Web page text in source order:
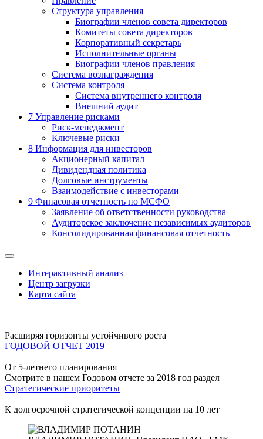
Структура управления
Биографии членов совета директоров
Комитеты совета директоров
Корпоративный секретарь
Исполнительные органы
Биографии членов правления
Система вознаграждения
Система контроля
Система внутреннего контроля
Внешний аудит
7 Управление рисками
Риск-менеджмент
Ключевые риски
8 Информация для инвесторов
Акционерный капитал
Дивидендная политика
Долговые инструменты
Взаимодействие с инвеcторами
9 Финасовая отчетность по МСФО
Заявление об ответственности руководства
Аудиторское заключение независимых аудиторов
Консолидированная финансовая отчетность
Интерактивный анализ
Центр загрузки
Карта сайта
Расширяя горизонты устойчивого роста
ГОДОВОЙ ОТЧЕТ 2019
От 5-летнего планирования
Смотрите в нашем Годовом отчете за 2018 год раздел
Стратегические приоритеты
К долгосрочной стратегической концепции на 10 лет